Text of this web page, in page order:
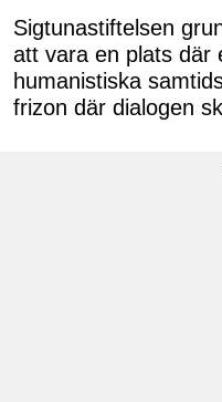
Sigtunastiftelsen
att vara en plats där
humanistiska
frizon där dialogen